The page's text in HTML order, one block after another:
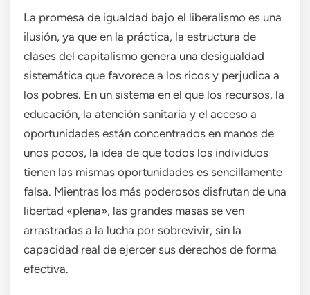
La promesa de igualdad bajo el liberalismo es una
ilusión, ya que en la práctica, la estructura de
clases del capitalismo genera una desigualdad
sistemática que favorece a los ricos y perjudica a
los pobres. En un sistema en el que los recursos, la
educación, la atención sanitaria y el acceso a
oportunidades están concentrados en manos de
unos pocos, la idea de que todos los individuos
tienen las mismas oportunidades es sencillamente
falsa. Mientras los más poderosos disfrutan de una
libertad «plena», las grandes masas se ven
arrastradas a la lucha por sobrevivir, sin la
capacidad real de ejercer sus derechos de forma
efectiva.